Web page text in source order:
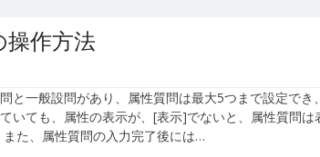
操作方法
と一般設問があり、属性質問は最大5つまで設定でき
いても、属性の表示が、[表示]でないと、属性質問は
た、属性質問の入力完了後には…